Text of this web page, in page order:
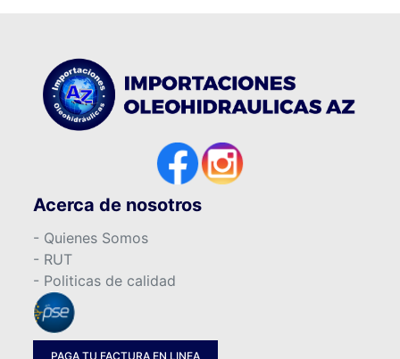
Acerca de nosotros
- Quienes Somos
- RUT
- Politicas de calidad
PAGA TU FACTURA EN LINEA